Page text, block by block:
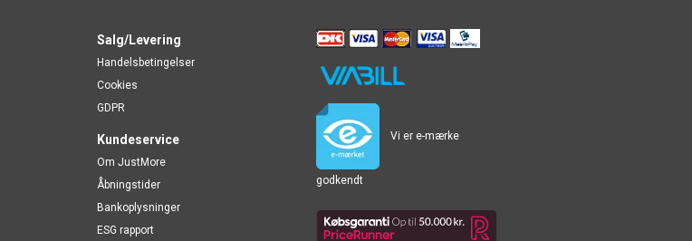
Salg/Levering
Handelsbetingelser
Cookies
GDPR
Kundeservice
Om JustMore
Åbningstider
Bankoplysninger
ESG rapport
Vi er e-mærke
godkendt